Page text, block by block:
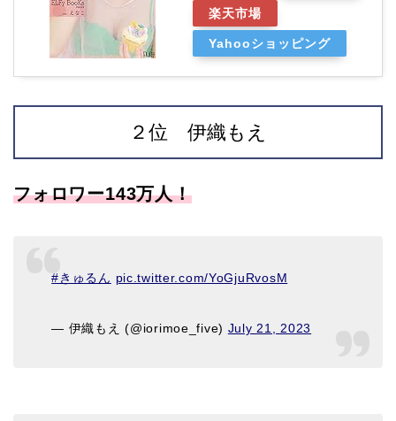
楽天市場
Yahooショッピング
２位 伊織もえ
フォロワー143万人！
#きゅるん pic.twitter.com/YoGjuRvosM
— 伊織もえ (@iorimoe_five) July 21, 2023